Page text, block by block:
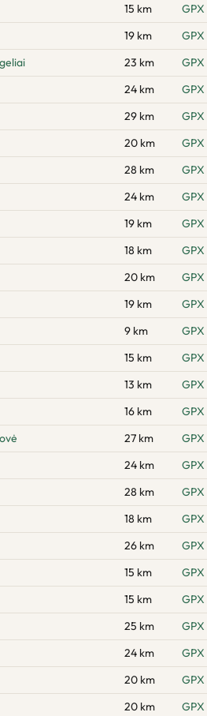
15 km
GPX
19 km
GPX
23 km
GPX
24 km
GPX
29 km
GPX
20 km
GPX
28 km
GPX
24 km
GPX
19 km
GPX
18 km
GPX
20 km
GPX
19 km
GPX
9 km
GPX
15 km
GPX
13 km
GPX
16 km
GPX
27 km
GPX
24 km
GPX
28 km
GPX
18 km
GPX
26 km
GPX
15 km
GPX
15 km
GPX
25 km
GPX
24 km
GPX
20 km
GPX
20 km GPX